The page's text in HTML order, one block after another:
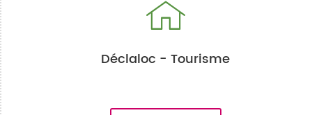
Déclaloc - Tourisme